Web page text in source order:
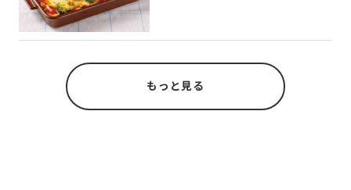
もっと見る